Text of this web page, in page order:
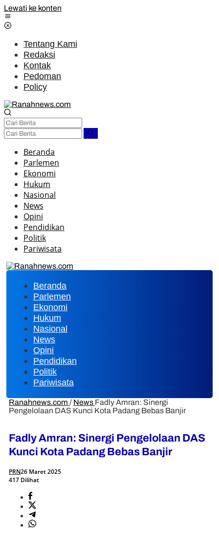
Lewati ke konten
Tentang Kami
Redaksi
Kontak
Pedoman
Policy
Beranda
Parlemen
Ekonomi
Hukum
Nasional
News
Opini
Pendidikan
Politik
Pariwisata
Beranda
Parlemen
Ekonomi
Hukum
Nasional
News
Opini
Pendidikan
Politik
Pariwisata
Ranahnews.com / News Fadly Amran: Sinergi
Pengelolaan DAS Kunci Kota Padang Bebas Banjir
Fadly Amran: Sinergi Pengelolaan DAS
Kunci Kota Padang Bebas Banjir
PRN26 Maret 2025
417 Dilihat